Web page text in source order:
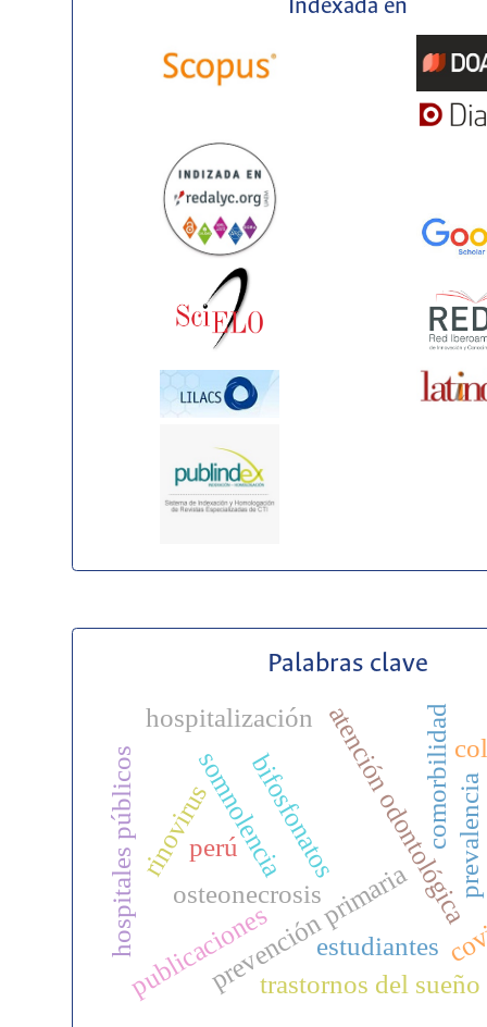
Indexada en
Palabras clave
bifosfonatos
osteonecrosisatención odontológica
prevención primaria
somnolencia
estudiantes
trastornos del sueño
prevalencia
rinovirus
hospitalización comorbilidad
publicaciones
hospitales públicos perú